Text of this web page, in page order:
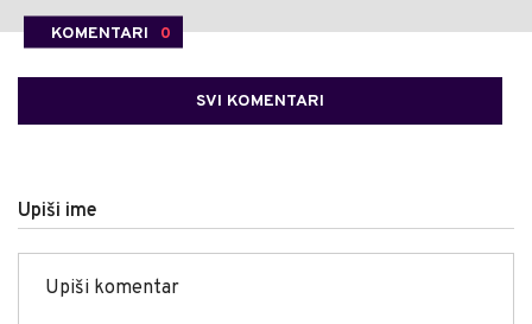
KOMENTARI 0
SVI KOMENTARI
Upiši ime